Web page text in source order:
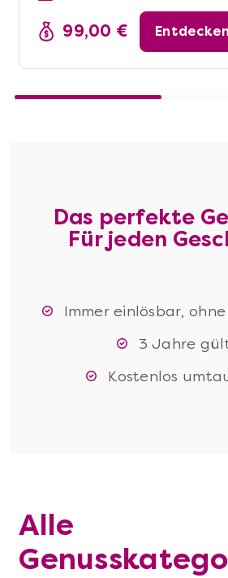
99,00 € Entdecken
Das perfekte
Für jeden
Immer einlösbar,
3 Jahre
Kostenlos
Alle